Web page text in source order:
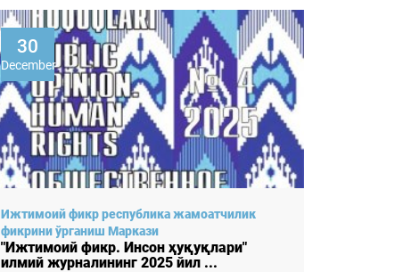
15
September
Ижтимоий фикр республика жамоатчилик
фикрини ўрганиш Маркази
"Ижтимоий фикр. Инсон ҳуқуқлари"
илмий журналининг 2025 йил ...